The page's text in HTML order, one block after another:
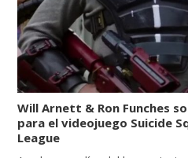
Will Arnett & Ron Funches
para el videojuego Suicide
League